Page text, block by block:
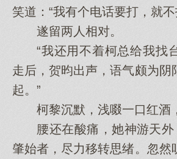
笑道：“我有个电话要打，就
遂留两人相对。
“我还用不着柯总给我找台
走后，贺昀出声，语气颇为阴
起。”
柯黎沉默，浅啜一口红酒，
腰还在酸痛，她神游天外
肇始者，尽力移转思绪。忽然